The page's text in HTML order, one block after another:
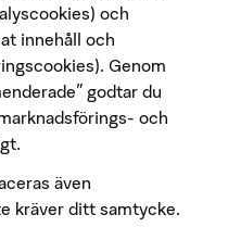
och
innehåll och
Genom
godtar du
och
även
kräver ditt samtycke.